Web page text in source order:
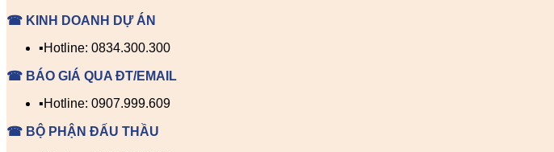
☎ KINH DOANH DỰ ÁN
▪️Hotline: 0834.300.300
☎ BÁO GIÁ QUA ĐT/EMAIL
▪️Hotline: 0907.999.609
☎ BỘ PHẬN ĐẤU THẦU